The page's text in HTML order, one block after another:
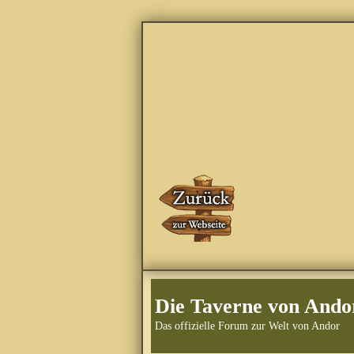
Die Taverne von
Das offizielle Forum zur Welt von Andor